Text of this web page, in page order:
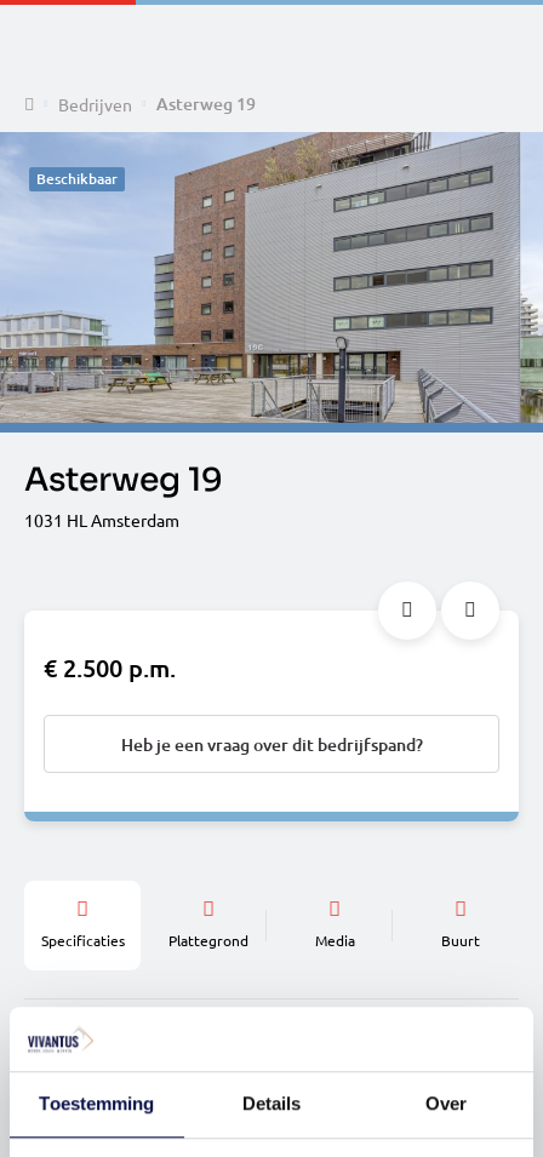
Toestemming Details Over
HomeBedrijven Asterweg 19
Beschikbaar
Asterweg 19
1031 HL Amsterdam
€ 2.500 p.m.
Heb je een vraag over dit bedrijfspand?
Specificaties Plattegrond Media Buurt
Bouwjaar 2006